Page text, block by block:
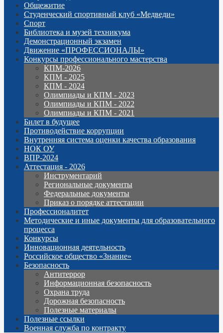
Общежитие
Студенческий спортивный клуб «Медведи»
Спорт
Библиотека и музей техникума
Демонстрационный экзамен
Движение «ПРОФЕССИОНАЛЫ»
Конкурсы профессионального мастерства
КПМ-2026
КПМ - 2025
КПМ - 2024
Олимпиады и КПМ - 2023
Олимпиады и КПМ - 2022
Олимпиады и КПМ - 2021
Билет в будущее
Противодействие коррупции
Внутренняя система оценки качества образования
НОК ОУ
ВПР-2024
Аттестация - 2026
Инструментарий
Региональные документы
Федеральные документы
Приказ о порядке аттестации
Профессионалитет
Методические и иные документы для образовательного
процесса
Конкурсы
Инновационная деятельность
Российское общество «Знание»
Безопасность
Антитеррор
Информационная безопасность
Охрана труда
Дорожная безопасность
Полезные материалы
Полезные ссылки
Военная служба по контракту